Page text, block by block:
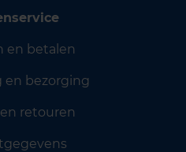
en betalen
en bezorging
retouren